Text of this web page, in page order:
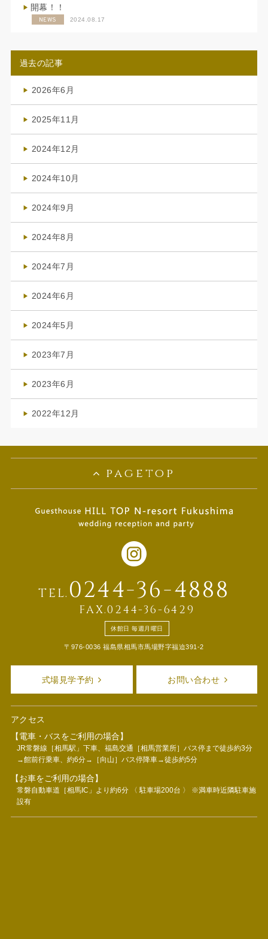
開幕！！
NEWS 2024.08.17
過去の記事
2026年6月
2025年11月
2024年12月
2024年10月
2024年9月
2024年8月
2024年7月
2024年6月
2024年5月
2023年7月
2023年6月
2022年12月
pagetop
TEL. 0244-36-4888
FAX.0244-36-6429
休館日 毎週月曜日
〒976-0036 福島県相馬市馬場野字福迫391-2
式場見学予約 お問い合わせ
アクセス
【電車・バスをご利用の場合】
JR常磐線［相馬駅」下車、福島交通［相馬営業所］バス停まで徒歩約3分
→館前行乗車、約6分→［向山］バス停降車→徒歩約5分
【お車をご利用の場合】
常磐自動車道［相馬IC」より約6分 〈 駐車場200台 〉 ※満車時近隣駐車施
設有